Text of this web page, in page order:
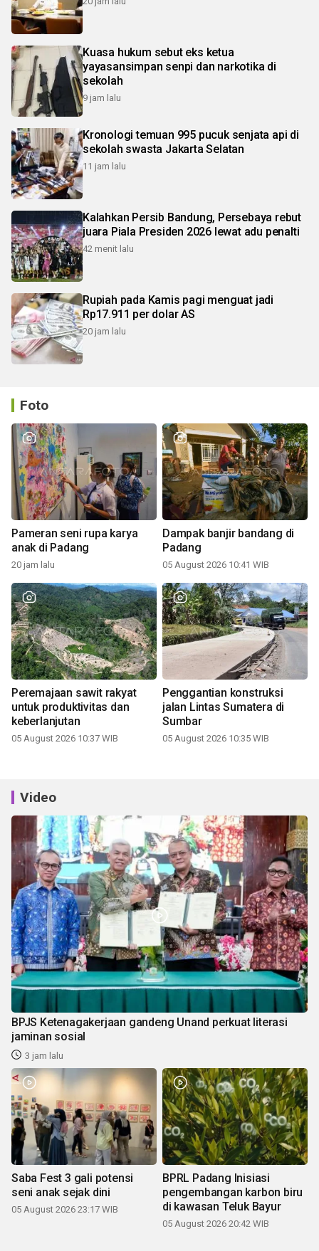
Kuasa hukum sebut eks ketua
yayasansimpan senpi dan narkotika di
sekolah
9 jam lalu
Kronologi temuan 995 pucuk senjata api di
sekolah swasta Jakarta Selatan
11 jam lalu
Kalahkan Persib Bandung, Persebaya rebut
juara Piala Presiden 2026 lewat adu penalti
42 menit lalu
Rupiah pada Kamis pagi menguat jadi
Rp17.911 per dolar AS
20 jam lalu
Foto
Pameran seni rupa karya
anak di Padang
20 jam lalu
Dampak banjir bandang di
Padang
05 August 2026 10:41 WIB
Peremajaan sawit rakyat
untuk produktivitas dan
keberlanjutan
05 August 2026 10:37 WIB
Penggantian konstruksi
jalan Lintas Sumatera di
Sumbar
05 August 2026 10:35 WIB
Video
BPJS Ketenagakerjaan gandeng Unand perkuat literasi
jaminan sosial
3 jam lalu
Saba Fest 3 gali potensi
seni anak sejak dini
05 August 2026 23:17 WIB
BPRL Padang Inisiasi
pengembangan karbon biru
di kawasan Teluk Bayur
05 August 2026 20:42 WIB